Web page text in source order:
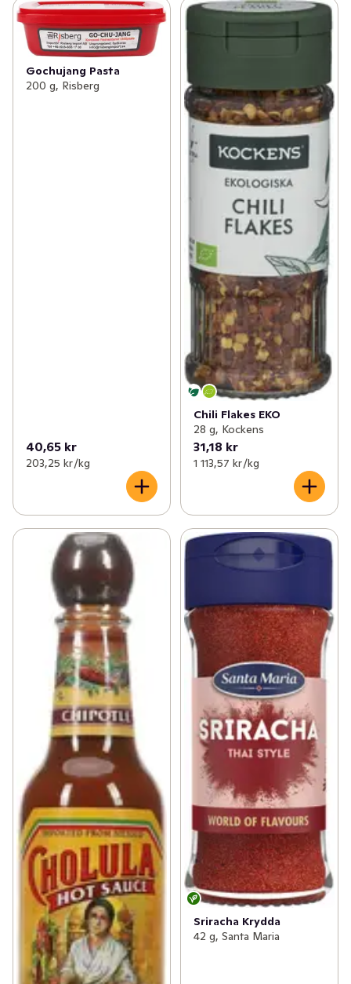
Gochujang Pasta
200 g, Risberg
40,65 kr
203,25 kr /kg
Chili Flakes EKO
28 g, Kockens
31,18 kr
1 113,57 kr /kg
Sriracha Krydda
42 g, Santa Maria